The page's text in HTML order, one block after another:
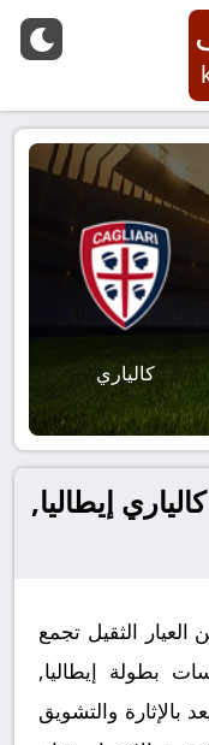
كالياري
إيطاليا,
الثقيل تجمع
بطولة إيطاليا,
بالإثارة والتشويق